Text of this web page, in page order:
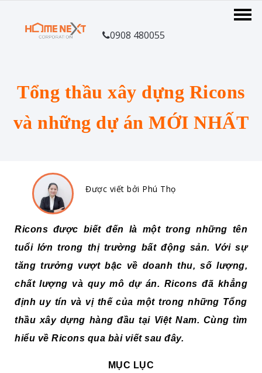
0908 480055
Tổng thầu xây dựng Ricons
và những dự án MỚI NHẤT
Được viết bởi Phú Thọ
Ricons được biết đến là một trong những tên
tuổi lớn trong thị trường bất động sản. Với sự
tăng trưởng vượt bậc về doanh thu, số lượng,
chất lượng và quy mô dự án. Ricons đã khẳng
định uy tín và vị thế của một trong những Tổng
thầu xây dựng hàng đầu tại Việt Nam. Cùng tìm
hiểu về Ricons qua bài viết sau đây.
MỤC LỤC